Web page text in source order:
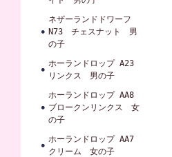
ネザーランドドワーフ
N73 チェスナット 男
の子
ホーランドロップ A23
リンクス 男の子
ホーランドロップ AA8
ブロークンリンクス 女
の子
ホーランドロップ AA7
クリーム 女の子